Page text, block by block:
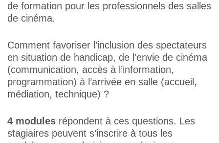
de formation pour les professionnels des salles
de cinéma.
Comment favoriser l’inclusion des spectateurs
en situation de handicap, de l’envie de cinéma
(communication, accès à l’information,
programmation) à l’arrivée en salle (accueil,
médiation, technique) ?
4 modules répondent à ces questions. Les
stagiaires peuvent s’inscrire à tous les